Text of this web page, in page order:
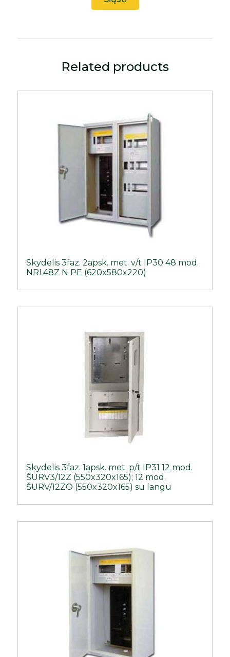
Related products
Skydelis 3faz. 2apsk. met. v/t IP30 48 mod.
NRL48Z N PE (620x580x220)
Skydelis 3faz. 1apsk. met. p/t IP31 12 mod.
ŠURV3/12Z (550x320x165); 12 mod.
ŠURV/12ZO (550x320x165) su langu